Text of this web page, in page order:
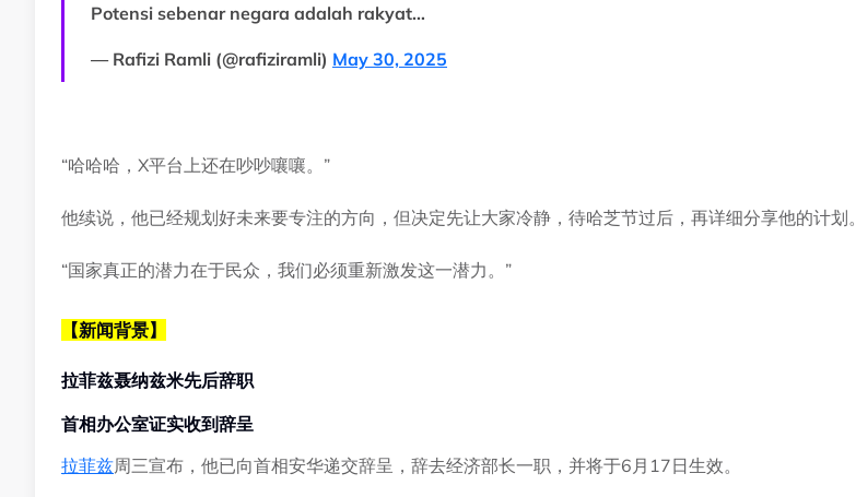
Potensi sebenar negara adalah rakyat…
— Rafizi Ramli (@rafiziramli) May 30, 2025
“哈哈哈，X平台上还在吵吵嚷嚷。”
他续说，他已经规划好未来要专注的方向，但决定先让大家冷静，待哈芝节过后，再详细分享他的计划。
“国家真正的潜力在于民众，我们必须重新激发这一潜力。”
【新闻背景】
拉菲兹聂纳兹米先后辞职
首相办公室证实收到辞呈
拉菲兹周三宣布，他已向首相安华递交辞呈，辞去经济部长一职，并将于6月17日生效。